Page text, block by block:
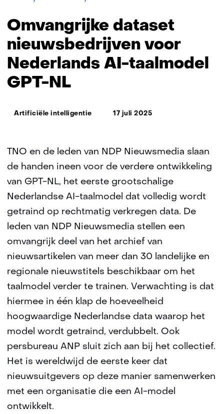
nieuwsbedrijven
voor
Nederlands
AI-
taalmodel
GPT-
Omvangrijke dataset
nieuwsbedrijven voor
Nederlands AI-taalmodel
GPT-NL
Thema:
Artificiële intelligentie 17 juli 2025
TNO en de leden van NDP Nieuwsmedia slaan
de handen ineen voor de verdere ontwikkeling
van GPT-NL, het eerste grootschalige
Nederlandse AI-taalmodel dat volledig wordt
getraind op rechtmatig verkregen data. De
leden van NDP Nieuwsmedia stellen een
omvangrijk deel van het archief van
nieuwsartikelen van meer dan 30 landelijke en
regionale nieuwstitels beschikbaar om het
taalmodel verder te trainen. Verwachting is dat
hiermee in één klap de hoeveelheid
hoogwaardige Nederlandse data waarop het
model wordt getraind, verdubbelt. Ook
persbureau ANP sluit zich aan bij het collectief.
Het is wereldwijd de eerste keer dat
nieuwsuitgevers op deze manier samenwerken
met een organisatie die een AI-model
ontwikkelt.